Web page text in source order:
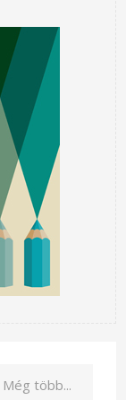
Még több...